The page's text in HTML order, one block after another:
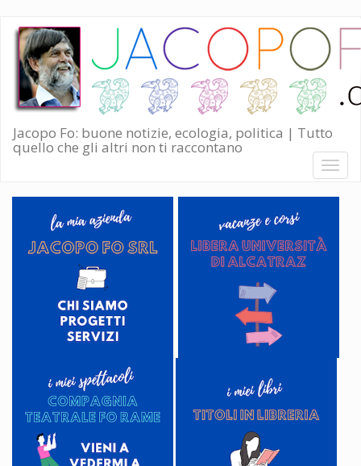
Salta
contenuto
principale
Jacopo Fo: buone notizie, ecologia, politica | Tutto
quello che gli altri non ti raccontano
Toggle